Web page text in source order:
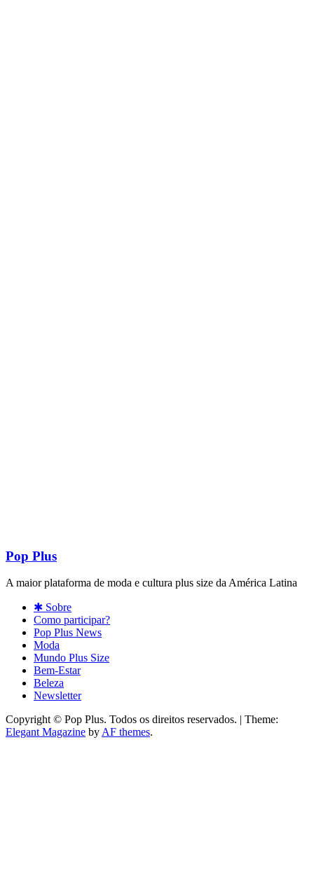
Pop Plus
A maior plataforma de moda e cultura plus size da América Latina
✱ Sobre
Como participar?
Pop Plus News
Moda
Mundo Plus Size
Bem-Estar
Beleza
Newsletter
Copyright © Pop Plus. Todos os direitos reservados. | Theme:
Elegant Magazine by AF themes.